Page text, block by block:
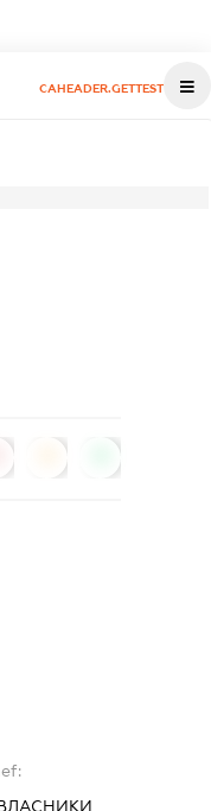
CAHEADER.GETTEST